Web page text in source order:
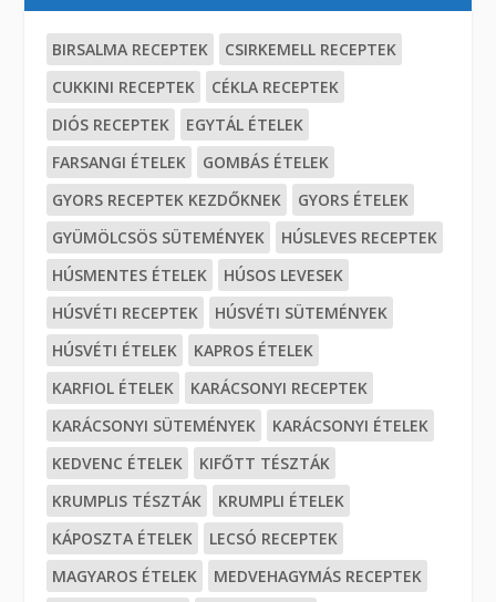
BIRSALMA RECEPTEK
CSIRKEMELL RECEPTEK
CUKKINI RECEPTEK
CÉKLA RECEPTEK
DIÓS RECEPTEK
EGYTÁL ÉTELEK
FARSANGI ÉTELEK
GOMBÁS ÉTELEK
GYORS RECEPTEK KEZDŐKNEK
GYORS ÉTELEK
GYÜMÖLCSÖS SÜTEMÉNYEK
HÚSLEVES RECEPTEK
HÚSMENTES ÉTELEK
HÚSOS LEVESEK
HÚSVÉTI RECEPTEK
HÚSVÉTI SÜTEMÉNYEK
HÚSVÉTI ÉTELEK
KAPROS ÉTELEK
KARFIOL ÉTELEK
KARÁCSONYI RECEPTEK
KARÁCSONYI SÜTEMÉNYEK
KARÁCSONYI ÉTELEK
KEDVENC ÉTELEK
KIFŐTT TÉSZTÁK
KRUMPLIS TÉSZTÁK
KRUMPLI ÉTELEK
KÁPOSZTA ÉTELEK
LECSÓ RECEPTEK
MAGYAROS ÉTELEK
MEDVEHAGYMÁS RECEPTEK